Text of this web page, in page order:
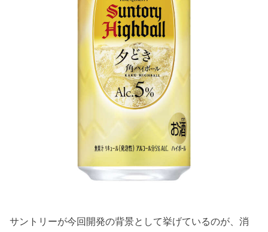
サントリーが今回開発の背景として挙げているのが、消